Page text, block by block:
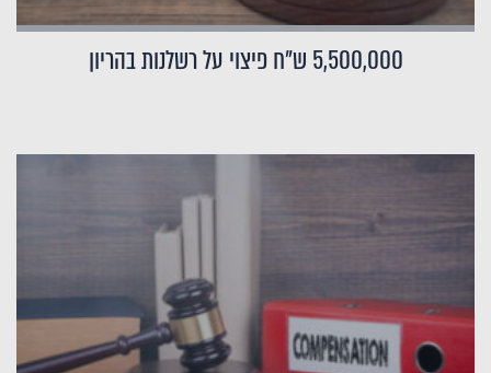
5,500,000 ש"ח פיצוי על רשלנות בהריון